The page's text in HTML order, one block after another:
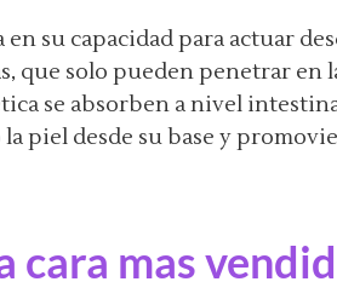
en su capacidad para actuar
que solo pueden penetrar en
se absorben a nivel
piel desde su base y
cara mas